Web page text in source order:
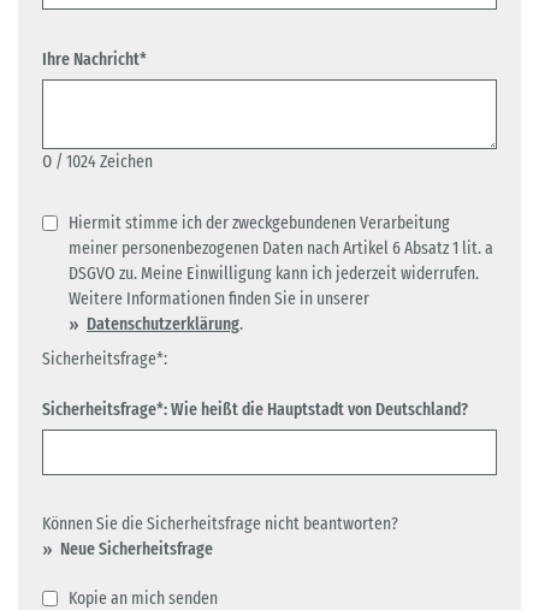
Ihre Nachricht*
0 / 1024 Zeichen
Hiermit stimme ich der zweckgebundenen Verarbeitung
meiner personenbezogenen Daten nach Artikel 6 Absatz 1 lit. a
DSGVO zu. Meine Einwilligung kann ich jederzeit widerrufen.
Weitere Informationen finden Sie in unserer
Datenschutzerklärung.
Sicherheitsfrage*:
Sicherheitsfrage*: Wie heißt die Hauptstadt von Deutschland?
Können Sie die Sicherheitsfrage nicht beantworten?
Neue Sicherheitsfrage
Kopie an mich senden